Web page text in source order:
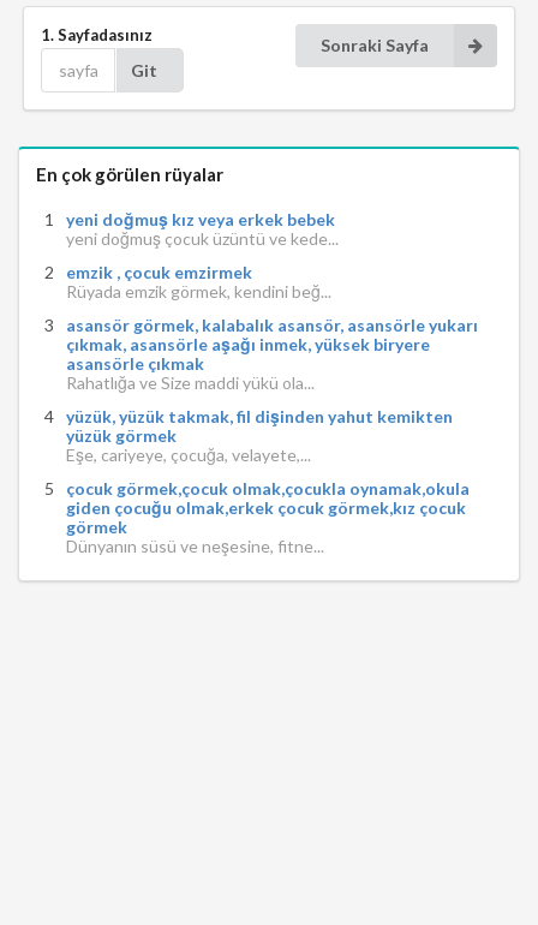
Sonraki Sayfa
1. Sayfadasınız
Git
En çok görülen rüyalar
yeni doğmuş kız veya erkek bebek
yeni doğmuş çocuk üzüntü ve kede...
emzik , çocuk emzirmek
Rüyada emzik görmek, kendini beğ...
asansör görmek, kalabalık asansör, asansörle yukarı
çıkmak, asansörle aşağı inmek, yüksek biryere
asansörle çıkmak
Rahatlığa ve Size maddi yükü ola...
yüzük, yüzük takmak, fil dişinden yahut kemikten
yüzük görmek
Eşe, cariyeye, çocuğa, velayete,...
çocuk görmek,çocuk olmak,çocukla oynamak,okula
giden çocuğu olmak,erkek çocuk görmek,kız çocuk
görmek
Dünyanın süsü ve neşesine, fitne...